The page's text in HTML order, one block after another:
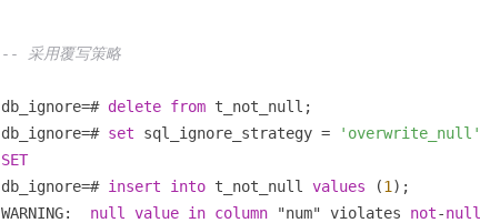
-- 采用覆写策略
db_ignore=# delete from t_not_null;
db_ignore=# set sql_ignore_strategy = 'overwrite_null'
SET
db_ignore=# insert into t_not_null values (1 );
WARNING: null value in column "num" violates not-null